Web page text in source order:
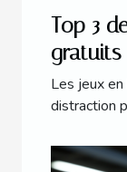
Top 3
gratuits
Les jeux
distraction